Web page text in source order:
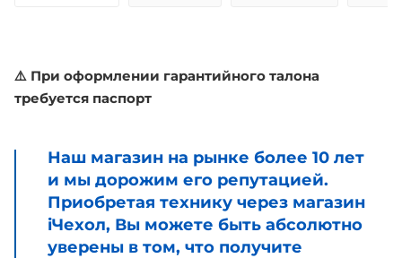
⚠️ При оформлении гарантийного талона
требуется паспорт
Наш магазин на рынке более 10 лет
и мы дорожим его репутацией.
Приобретая технику через магазин
iЧехол, Вы можете быть абсолютно
уверены в том, что получите